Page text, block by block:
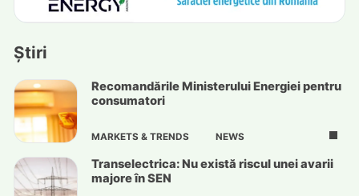
Știri
Recomandările Ministerului Energiei pentru
consumatori
MARKETS & TRENDS NEWS
Transelectrica: Nu există riscul unei avarii
majore în SEN